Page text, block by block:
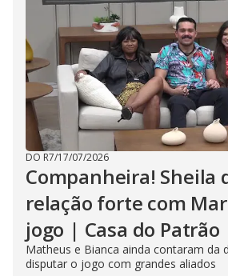
DO R7/17/07/2026
Companheira! Sheila
relação forte com
jogo | Casa do Patrão
Matheus e Bianca ainda contaram da
disputar o jogo com grandes aliados